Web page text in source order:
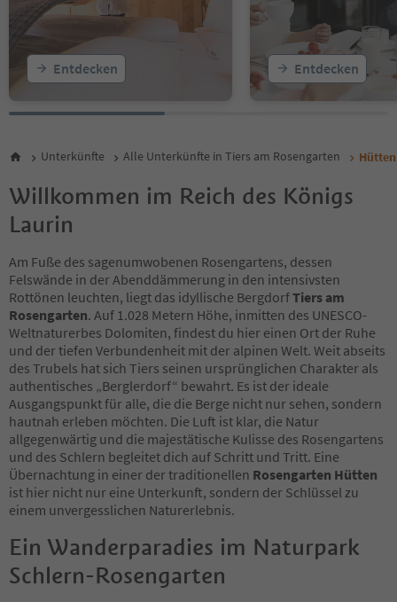
Entdecken Entdecken
Unterkünfte Alle Unterkünfte in Tiers am Rosengarten
Willkommen im Reich des Königs
Laurin
Am Fuße des sagenumwobenen Rosengartens, dessen
Felswände in der Abenddämmerung in den intensivsten
Rottönen leuchten, liegt das idyllische BergdorfTiers am
Rosengarten. Auf 1.028 Metern Höhe, inmitten des UNESCO-
Weltnaturerbes Dolomiten, findest du hier einen Ort der Ruhe
und der tiefen Verbundenheit mit der alpinen Welt. Weit abseits
des Trubels hat sich Tiers seinen ursprünglichen Charakter als
authentisches „Berglerdorf“ bewahrt. Es ist der ideale
Ausgangspunkt für alle, die die Berge nicht nur sehen, sondern
hautnah erleben möchten. Die Luft ist klar, die Natur
allgegenwärtig und die majestätische Kulisse des Rosengartens
und des Schlern begleitet dich auf Schritt und Tritt. Eine
Übernachtung in einer der traditionellen Rosengarten Hütten
ist hier nicht nur eine Unterkunft, sondern der Schlüssel zu
einem unvergesslichen Naturerlebnis.
Ein Wanderparadies im Naturpark
Schlern-Rosengarten